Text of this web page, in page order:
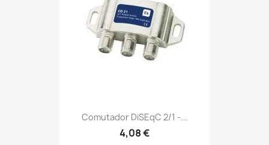
Comutador DiSEqC 2/1 -...
4,08 €